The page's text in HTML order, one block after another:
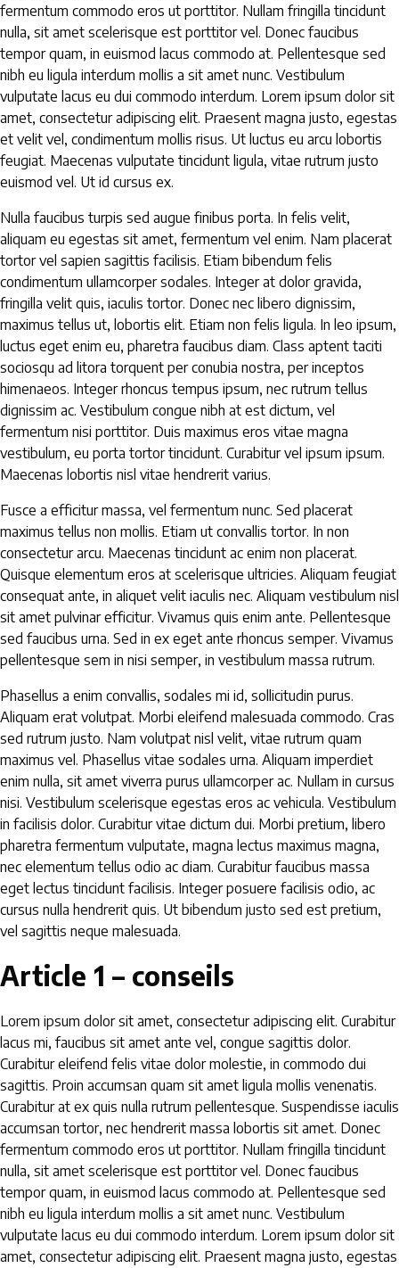
fermentum commodo eros ut porttitor. Nullam fringilla tincidunt
nulla, sit amet scelerisque est porttitor vel. Donec faucibus
tempor quam, in euismod lacus commodo at. Pellentesque sed
nibh eu ligula interdum mollis a sit amet nunc. Vestibulum
vulputate lacus eu dui commodo interdum. Lorem ipsum dolor sit
amet, consectetur adipiscing elit. Praesent magna justo, egestas
et velit vel, condimentum mollis risus. Ut luctus eu arcu lobortis
feugiat. Maecenas vulputate tincidunt ligula, vitae rutrum justo
euismod vel. Ut id cursus ex.
Nulla faucibus turpis sed augue finibus porta. In felis velit,
aliquam eu egestas sit amet, fermentum vel enim. Nam placerat
tortor vel sapien sagittis facilisis. Etiam bibendum felis
condimentum ullamcorper sodales. Integer at dolor gravida,
fringilla velit quis, iaculis tortor. Donec nec libero dignissim,
maximus tellus ut, lobortis elit. Etiam non felis ligula. In leo ipsum,
luctus eget enim eu, pharetra faucibus diam. Class aptent taciti
sociosqu ad litora torquent per conubia nostra, per inceptos
himenaeos. Integer rhoncus tempus ipsum, nec rutrum tellus
dignissim ac. Vestibulum congue nibh at est dictum, vel
fermentum nisi porttitor. Duis maximus eros vitae magna
vestibulum, eu porta tortor tincidunt. Curabitur vel ipsum ipsum.
Maecenas lobortis nisl vitae hendrerit varius.
Fusce a efficitur massa, vel fermentum nunc. Sed placerat
maximus tellus non mollis. Etiam ut convallis tortor. In non
consectetur arcu. Maecenas tincidunt ac enim non placerat.
Quisque elementum eros at scelerisque ultricies. Aliquam feugiat
consequat ante, in aliquet velit iaculis nec. Aliquam vestibulum nisl
sit amet pulvinar efficitur. Vivamus quis enim ante. Pellentesque
sed faucibus urna. Sed in ex eget ante rhoncus semper. Vivamus
pellentesque sem in nisi semper, in vestibulum massa rutrum.
Phasellus a enim convallis, sodales mi id, sollicitudin purus.
Aliquam erat volutpat. Morbi eleifend malesuada commodo. Cras
sed rutrum justo. Nam volutpat nisl velit, vitae rutrum quam
maximus vel. Phasellus vitae sodales urna. Aliquam imperdiet
enim nulla, sit amet viverra purus ullamcorper ac. Nullam in cursus
nisi. Vestibulum scelerisque egestas eros ac vehicula. Vestibulum
in facilisis dolor. Curabitur vitae dictum dui. Morbi pretium, libero
pharetra fermentum vulputate, magna lectus maximus magna,
nec elementum tellus odio ac diam. Curabitur faucibus massa
eget lectus tincidunt facilisis. Integer posuere facilisis odio, ac
cursus nulla hendrerit quis. Ut bibendum justo sed est pretium,
vel sagittis neque malesuada.
Article 1 – conseils
Lorem ipsum dolor sit amet, consectetur adipiscing elit. Curabitur
lacus mi, faucibus sit amet ante vel, congue sagittis dolor.
Curabitur eleifend felis vitae dolor molestie, in commodo dui
sagittis. Proin accumsan quam sit amet ligula mollis venenatis.
Curabitur at ex quis nulla rutrum pellentesque. Suspendisse iaculis
accumsan tortor, nec hendrerit massa lobortis sit amet. Donec
fermentum commodo eros ut porttitor. Nullam fringilla tincidunt
nulla, sit amet scelerisque est porttitor vel. Donec faucibus
tempor quam, in euismod lacus commodo at. Pellentesque sed
nibh eu ligula interdum mollis a sit amet nunc. Vestibulum
vulputate lacus eu dui commodo interdum. Lorem ipsum dolor sit
amet, consectetur adipiscing elit. Praesent magna justo, egestas